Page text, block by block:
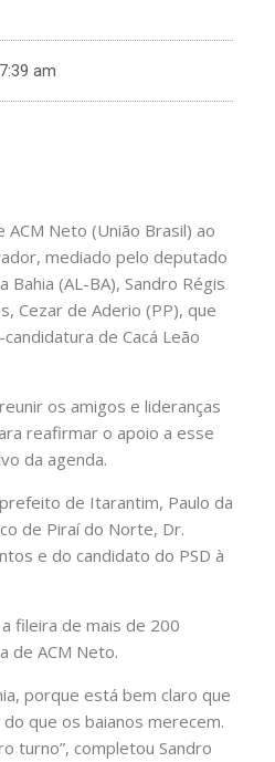
7:39 am
Neto (União Brasil) ao
mediado pelo deputado
(AL-BA), Sandro Régis
Cezar de Aderio (PP), que
de Cacá Leão
os amigos e lideranças
reafirmar o apoio a esse
da agenda.
de Itarantim, Paulo da
de Piraí do Norte, Dr.
e do candidato do PSD à
fileira de mais de 200
de ACM Neto.
porque está bem claro que
que os baianos merecem.
turno”, completou Sandro